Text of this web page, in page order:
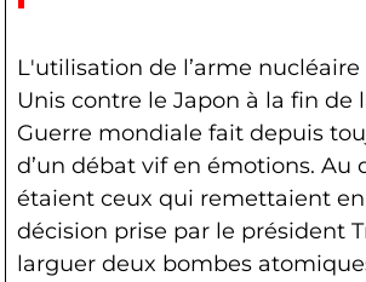
L'utilisation de l’arme
Unis contre le Japon à la fin de
Guerre mondiale fait depuis
d’un débat vif en émotions. Au
étaient ceux qui remettaient en
décision prise par le président
larguer deux bombes